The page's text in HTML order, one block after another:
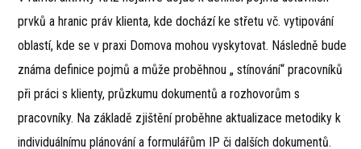
prvků a hranic práv klienta, kde dochází ke střetu vč. vytipování
oblastí, kde se v praxi Domova mohou vyskytovat. Následně bude
známa definice pojmů a může proběhnou „ stínování“ pracovníků
při práci s klienty, průzkumu dokumentů a rozhovorům s
pracovníky. Na základě zjištění proběhne aktualizace metodiky k
individuálnímu plánování a formulářům IP či dalších dokumentů.